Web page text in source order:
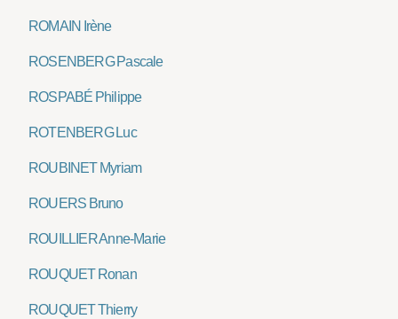
ROMAIN Irène
ROSENBERG Pascale
ROSPABÉ Philippe
ROTENBERG Luc
ROUBINET Myriam
ROUERS Bruno
ROUILLIER Anne-Marie
ROUQUET Ronan
ROUQUET Thierry